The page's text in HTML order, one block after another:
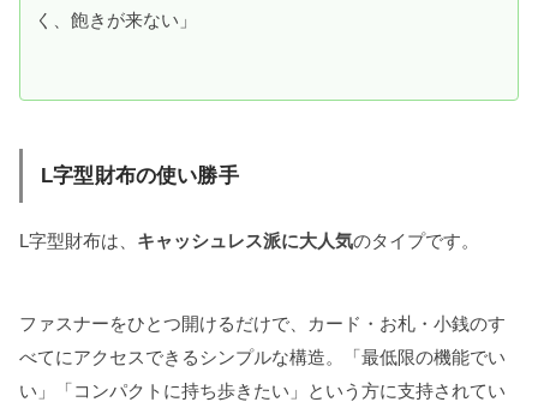
く、飽きが来ない」
L字型財布の使い勝手
L字型財布は、 キャッシュレス派に大人気のタイプです。
ファスナーをひとつ開けるだけで、カード・お札・小銭のす
べてにアクセスできるシンプルな構造。「最低限の機能でい
い」「コンパクトに持ち歩きたい」という方に支持されてい